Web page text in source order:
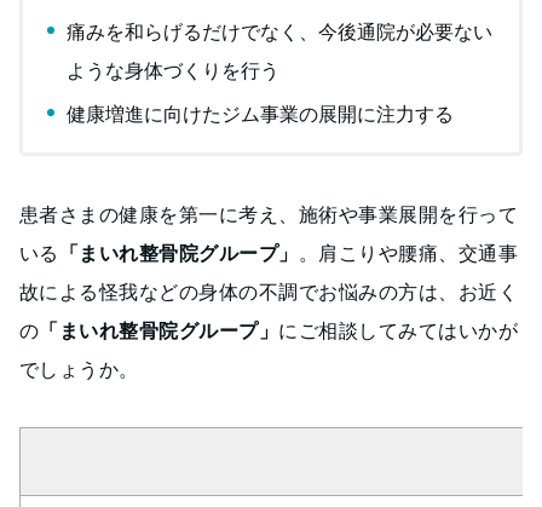
痛みを和らげるだけでなく、今後通院が必要ない
ような身体づくりを行う
健康増進に向けたジム事業の展開に注力する
患者さまの健康を第一に考え、施術や事業展開を行って
いる 「まいれ整骨院グループ」 。肩こりや腰痛、交通事
故による怪我などの身体の不調でお悩みの方は、お近く
の 「まいれ整骨院グループ」 にご相談してみてはいかが
でしょうか。